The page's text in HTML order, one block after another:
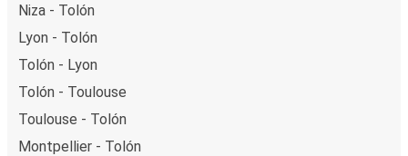
Niza - Tolón
Lyon - Tolón
Tolón - Lyon
Tolón - Toulouse
Toulouse - Tolón
Montpellier - Tolón